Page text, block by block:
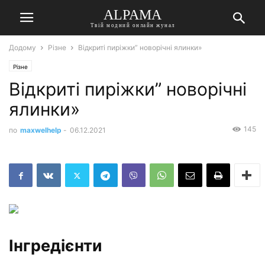
ALPAMA
Твій модний онлайн жунал
Додому Різне Відкриті пиріжки” новорічні ялинки»
Різне
Відкриті пиріжки” новорічні
ялинки»
по maxwelhelp - 06.12.2021 145
Інгредієнти